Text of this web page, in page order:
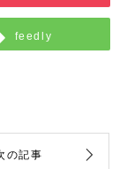
feedly